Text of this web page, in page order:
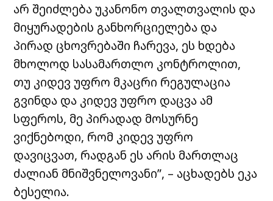
არ შეიძლება უკანონო თვალთვალის და
მიყურადების განხორციელება და
პირად ცხოვრებაში ჩარევა, ეს ხდება
მხოლოდ სასამართლო კონტროლით,
თუ კიდევ უფრო მკაცრი რეგულაცია
გვინდა და კიდევ უფრო დაცვა ამ
სფეროს, მე პირადად მოსურნე
ვიქნებოდი, რომ კიდევ უფრო
დავიცვათ, რადგან ეს არის მართლაც
ძალიან მნიშვნელოვანი”, – აცხადებს ეკა
ბესელია.